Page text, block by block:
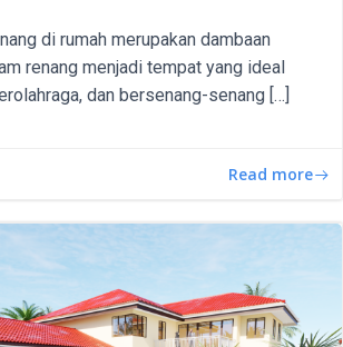
di rumah merupakan dambaan
renang menjadi tempat yang ideal
dan bersenang-senang […]
Read more